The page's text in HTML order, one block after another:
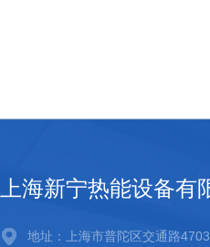
上海新宁热能设备有
地址：上海市普陀区交通路